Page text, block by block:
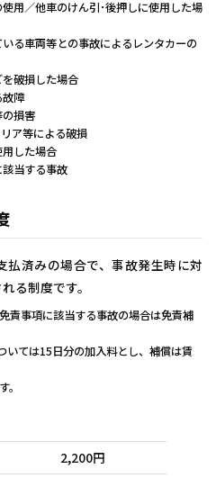
用／他車のけん引･後押しに使用した場
る車両等との事故によるレンタカーの
破損した場合
故障
損害
ア等による破損
した場合
当する事故
払済みの場合で、事故発生時に対
る制度です。
責事項に該当する事故の場合は免責補
ては15日分の加入料とし、補償は賃
2,200円